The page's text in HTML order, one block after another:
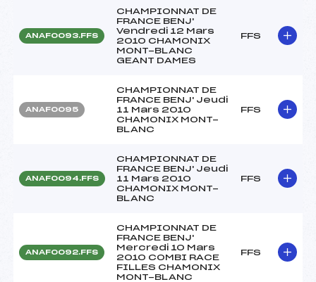
ANAF0093.FFS
CHAMPIONNAT DE
FRANCE BENJ'
Vendredi 12 Mars
2010 CHAMONIX
MONT-BLANC
GEANT DAMES
FFS
ANAF0095
CHAMPIONNAT DE
FRANCE BENJ' Jeudi
11 Mars 2010
CHAMONIX MONT-
BLANC
FFS
ANAF0094.FFS
CHAMPIONNAT DE
FRANCE BENJ' Jeudi
11 Mars 2010
CHAMONIX MONT-
BLANC
FFS
ANAF0092.FFS
CHAMPIONNAT DE
FRANCE BENJ'
Mercredi 10 Mars
2010 COMBI RACE
FILLES CHAMONIX
MONT-BLANC
FFS